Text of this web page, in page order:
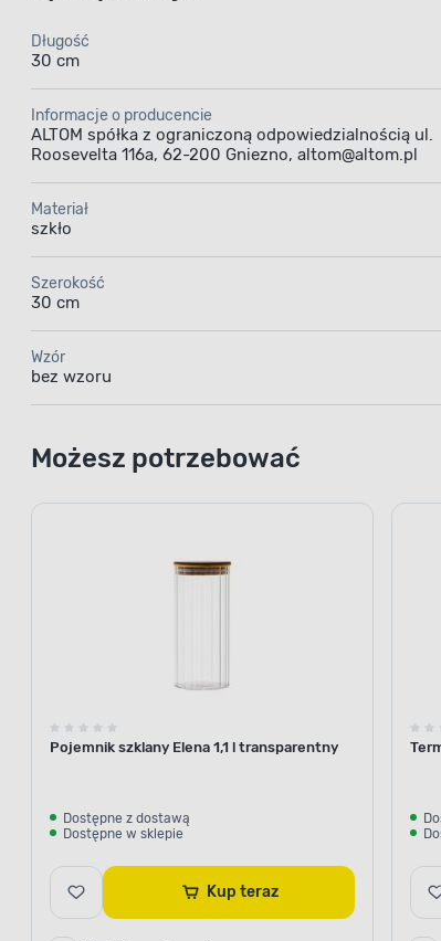
Długość
30 cm
Informacje o producencie
ALTOM spółka z ograniczoną odpowiedzialnością ul.
Roosevelta 116a, 62-200 Gniezno, altom@altom.pl
Materiał
szkło
Szerokość
30 cm
Wzór
bez wzoru
Możesz potrzebować
Pojemnik szklany Elena 1,1 l transparentny
Dostępne z dostawą
Dostępne w sklepie
Kup teraz